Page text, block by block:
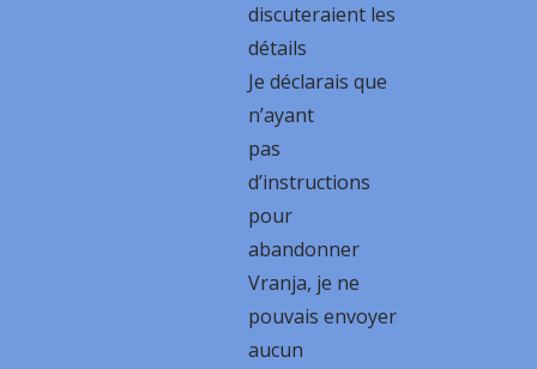
discuteraient les
détails
Je déclarais que
n’ayant
pas
d’instructions
pour
abandonner
Vranja, je ne
pouvais envoyer
aucun